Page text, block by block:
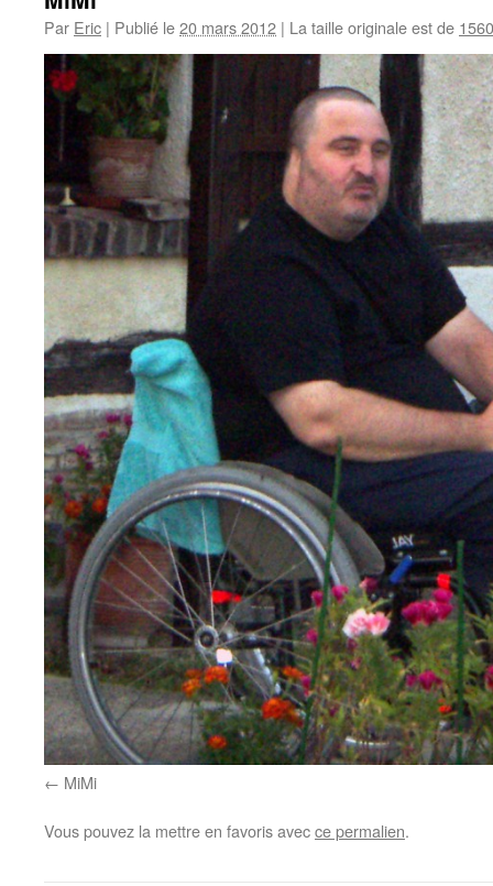
Par Eric | Publié le20 mars 2012 | La taille originale est de
MiMi
Vous pouvez la mettre en favoris avecce permalien.